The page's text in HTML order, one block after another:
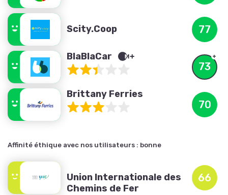
Scity.Coop 77
BlaBlaCar
73
Brittany Ferries
70
Affinité éthique avec nos utilisateurs : bonne
Union Internationale des
Chemins de Fer
66